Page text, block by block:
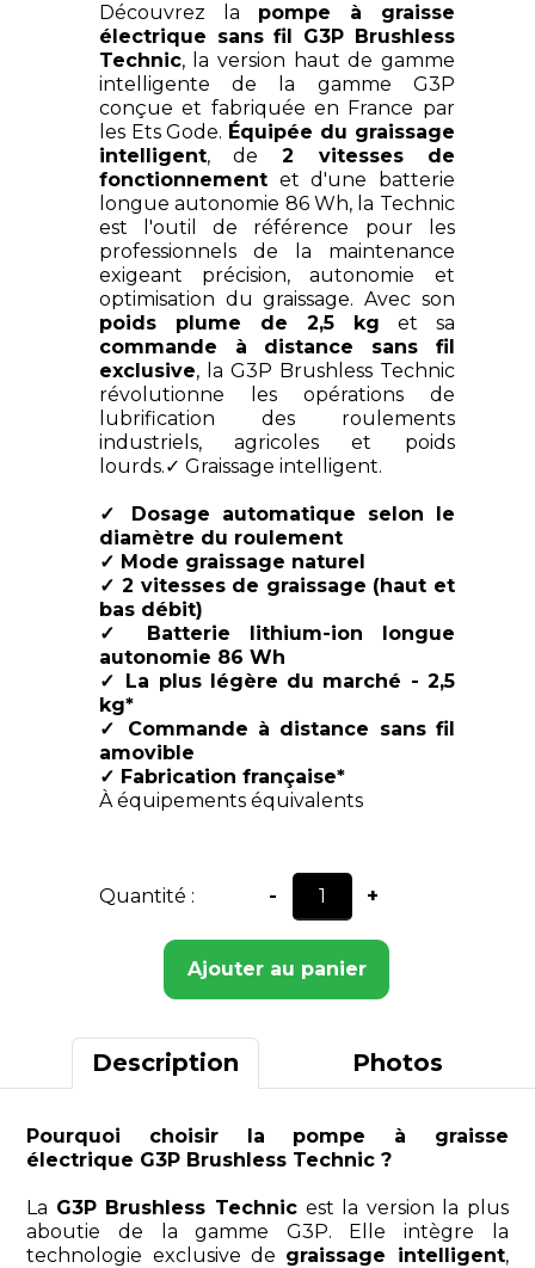
Découvrez la pompe à graisse
électrique sans fil G3P Brushless
Technic, la version haut de gamme
intelligente de la gamme G3P
conçue et fabriquée en France par
les Ets Gode. Équipée du graissage
intelligent, de 2 vitesses de
fonctionnementet d'une batterie
longue autonomie 86 Wh, la Technic
est l'outil de référence pour les
professionnels de la maintenance
exigeant précision, autonomie et
optimisation du graissage. Avec son
poids plume de 2,5 kg et sa
commande à distance sans fil
exclusive, la G3P Brushless Technic
révolutionne les opérations de
lubrification des roulements
industriels, agricoles et poids
lourds.✓ Graissage intelligent.
✓ Dosage automatique selon le
diamètre du roulement
✓ Mode graissage naturel
✓ 2 vitesses de graissage (haut et
bas débit)
✓ Batterie lithium-ion longue
autonomie 86 Wh
✓ La plus légère du marché - 2,5
kg*
✓ Commande à distance sans fil
amovible
✓ Fabrication française*
À équipements équivalents
Quantité : - +
Ajouter au panier
Description Photos
Pourquoi choisir la pompe à graisse
électrique G3P Brushless Technic ?
La G3P Brushless Technicest la version la plus
aboutie de la gamme G3P. Elle intègre la
technologie exclusive de graissage intelligent,